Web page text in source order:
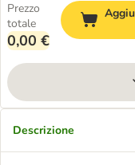
Prezzo
totale
0,00 €
Descrizione